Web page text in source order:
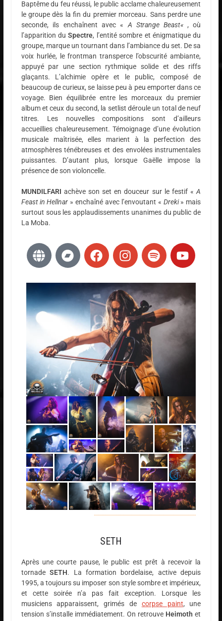
Baptême du feu réussi, le public acclame chaleureusement
le groupe dès la fin du premier morceau. Sans perdre une
seconde, ils enchaînent avec «A Strange Beast« , où
l’apparition duSpectre, l’entité sombre et énigmatique du
groupe, marque un tournant dans l’ambiance du set. De sa
voix hurlée, le frontman transperce l’obscurité ambiante,
appuyé par une section rythmique solide et des riffs
glaçants. L’alchimie opère et le public, composé de
beaucoup de curieux, se laisse peu à peu emporter dans ce
voyage. Bien équilibrée entre les morceaux du premier
album et ceux du second, la setlist déroule un total de neuf
titres. Les nouvelles compositions sont d’ailleurs
accueillies chaleureusement. Témoignage d’une évolution
musicale maîtrisée, elles marient à la perfection des
atmosphères ténébreuses et des envolées instrumentales
puissantes. D’autant plus, lorsque Gaëlle impose la
présence de son violoncelle.
MUNDILFARI achève son set en douceur sur le festif «A
Feast in Hellnar » enchaîné avec l’envoutant « Dreki» mais
surtout sous les applaudissements unanimes du public de
La Moba.
SETH
Après une courte pause, le public est prêt à recevoir la
tornadeSETH. La formation bordelaise, active depuis
1995, a toujours su imposer son style sombre et impérieux,
et cette soirée n’a pas fait exception. Lorsque les
musiciens apparaissent, grimés de corpse paint, une
tension s’installe immédiatement. On retrouve Heimoth et